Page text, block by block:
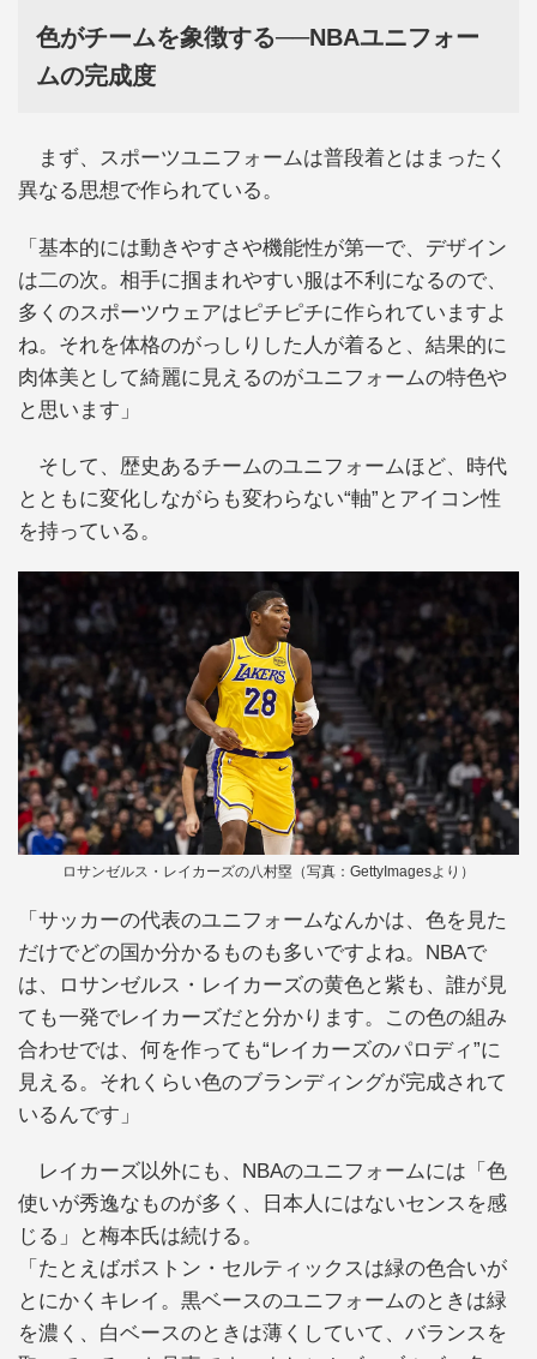
色がチームを象徴する──NBAユニフォー
ムの完成度
まず、スポーツユニフォームは普段着とはまったく
異なる思想で作られている。
「基本的には動きやすさや機能性が第一で、デザイン
は二の次。相手に掴まれやすい服は不利になるので、
多くのスポーツウェアはピチピチに作られていますよ
ね。それを体格のがっしりした人が着ると、結果的に
肉体美として綺麗に見えるのがユニフォームの特色や
と思います」
そして、歴史あるチームのユニフォームほど、時代
とともに変化しながらも変わらない“軸”とアイコン性
を持っている。
ロサンゼルス・レイカーズの八村塁（写真：GettyImagesより）
「サッカーの代表のユニフォームなんかは、色を見た
だけでどの国か分かるものも多いですよね。NBAで
は、ロサンゼルス・レイカーズの黄色と紫も、誰が見
ても一発でレイカーズだと分かります。この色の組み
合わせでは、何を作っても“レイカーズのパロディ”に
見える。それくらい色のブランディングが完成されて
いるんです」
レイカーズ以外にも、NBAのユニフォームには「色
使いが秀逸なものが多く、日本人にはないセンスを感
じる」と梅本氏は続ける。
「たとえばボストン・セルティックスは緑の色合いが
とにかくキレイ。黒ベースのユニフォームのときは緑
を濃く、白ベースのときは薄くしていて、バランスを